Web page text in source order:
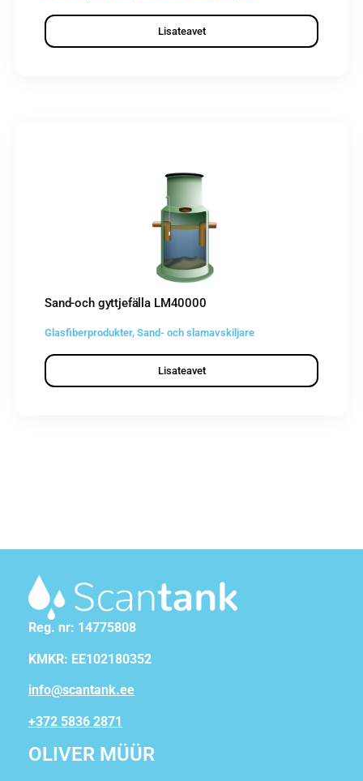
Lisateavet
Sand-och gyttjefälla LM40000
Glasfiberprodukter, Sand- och slamavskiljare
Lisateavet
Reg. nr: 14775808
KMKR: EE102180352
info@scantank.ee
+372 5836 2871
OLIVER MÜÜR